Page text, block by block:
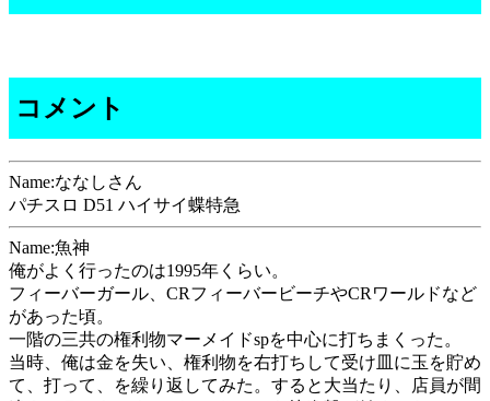
コメント
Name:ななしさん
パチスロ D51 ハイサイ蝶特急
Name:魚神
俺がよく行ったのは1995年くらい。
フィーバーガール、CRフィーバービーチやCRワールドなど
があった頃。
一階の三共の権利物マーメイドspを中心に打ちまくった。
当時、俺は金を失い、権利物を右打ちして受け皿に玉を貯め
て、打って、を繰り返してみた。すると大当たり、店員が間